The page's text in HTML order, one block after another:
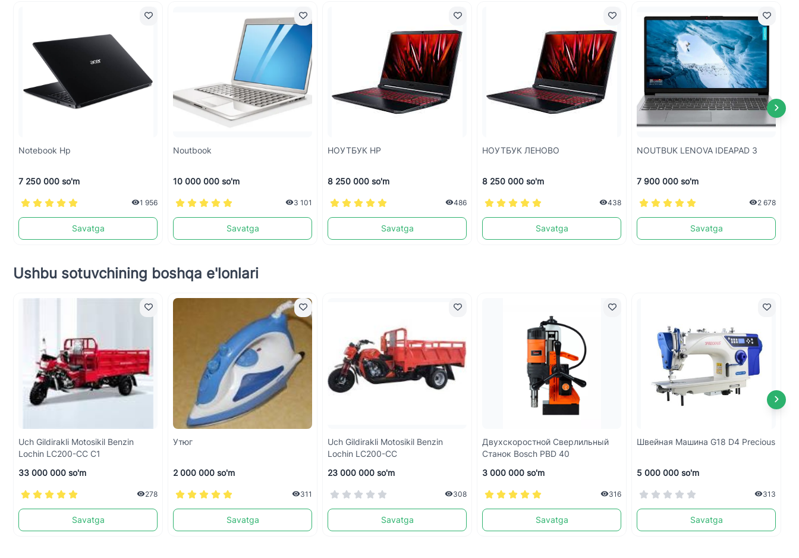
Notebook Hp
7 250 000 so'm
1 956
Savatga
Noutbook
10 000 000 so'm
3 101
Savatga
НОУТБУК HP
8 250 000 so'm
486
Savatga
НОУТБУК ЛЕНОВО
8 250 000 so'm
438
Savatga
NOUTBUK LENOVA IDEAPAD 3
7 900 000 so'm
2 678
Savatga
Ushbu sotuvchining boshqa e'lonlari
Uch Gildirakli Motosikil Benzin
Lochin LC200-CC C1
33 000 000 so'm
278
Savatga
Утюг
2 000 000 so'm
311
Savatga
Uch Gildirakli Motosikil Benzin
Lochin LC200-CC
23 000 000 so'm
308
Savatga
Двухскоростной Сверлильный
Станок Bosch PBD 40
3 000 000 so'm
316
Savatga
Швейная Машина G18 D4 Precious
5 000 000 so'm
313
Savatga